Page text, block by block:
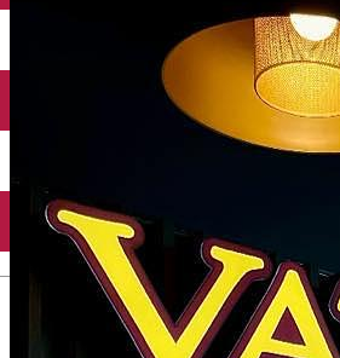
Închirieri biciclete
Încărcare vehicule electrice